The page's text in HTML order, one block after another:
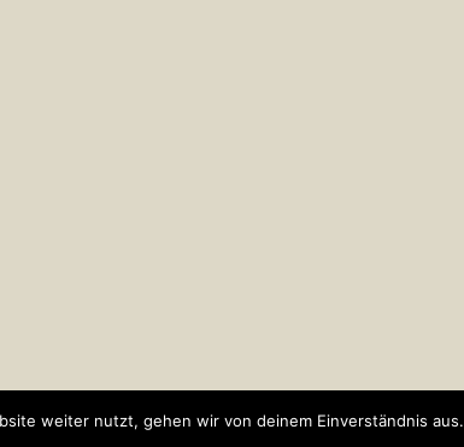
weiter nutzt, gehen wir von deinem Einverständnis aus.